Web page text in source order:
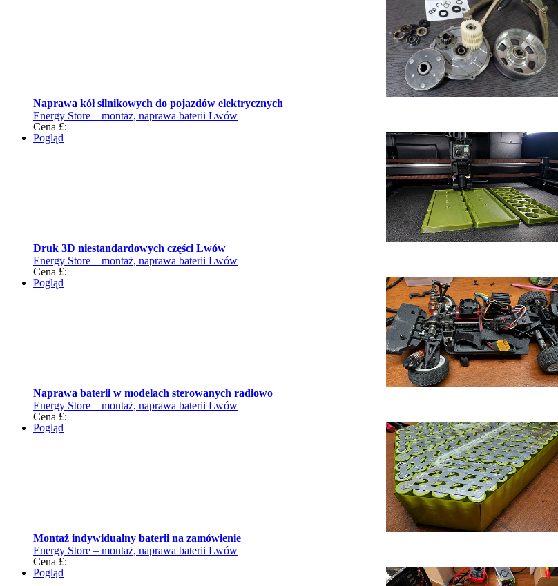
Naprawa kół silnikowych do pojazdów elektrycznych
Energy Store – montaż, naprawa baterii Lwów
Cena £:
Pogląd
Druk 3D niestandardowych części Lwów
Energy Store – montaż, naprawa baterii Lwów
Cena £:
Pogląd
Naprawa baterii w modelach sterowanych radiowo
Energy Store – montaż, naprawa baterii Lwów
Cena £:
Pogląd
Montaż indywidualny baterii na zamówienie
Energy Store – montaż, naprawa baterii Lwów
Cena £:
Pogląd